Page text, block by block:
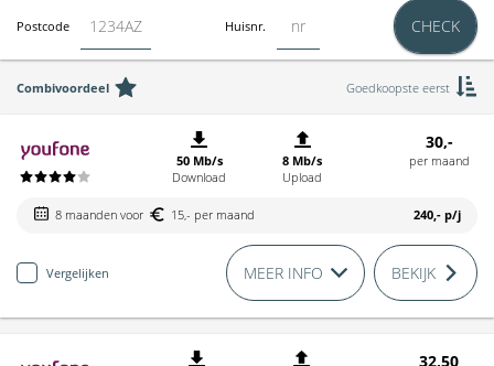
Postcode Huisnr. CHECK
Combivoordeel Goedkoopste eerst
50 Mb/s
Download
8 Mb/s
Upload
30,-
per maand
8 maanden voor 15,- per maand 240,- p/j
Vergelijken MEER INFO BEKIJK
32,50